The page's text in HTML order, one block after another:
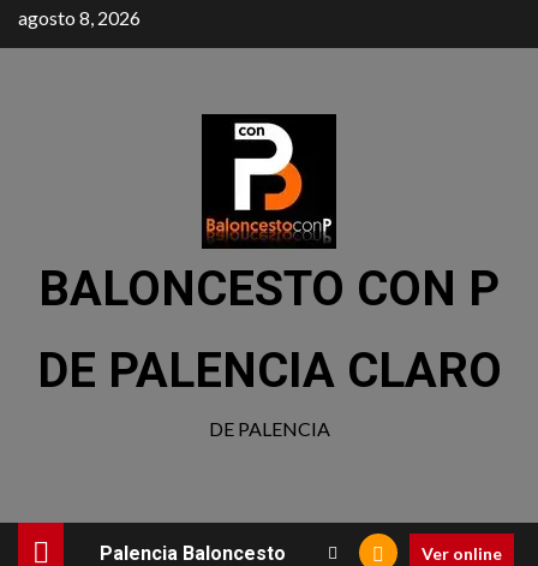
agosto 8, 2026
BALONCESTO CON P
DE PALENCIA CLARO
DE PALENCIA
Palencia Baloncesto Ver online